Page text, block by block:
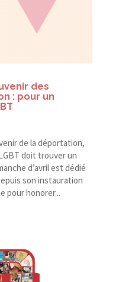
des
: pour un
de la déportation,
doit trouver un
d’avril est dédié
son instauration
pour honorer...